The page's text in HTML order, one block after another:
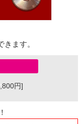
ます。
円]